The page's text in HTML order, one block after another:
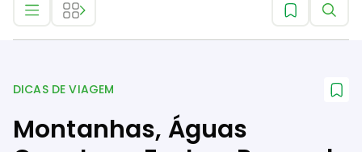
DICAS DE VIAGEM
Montanhas, Águas